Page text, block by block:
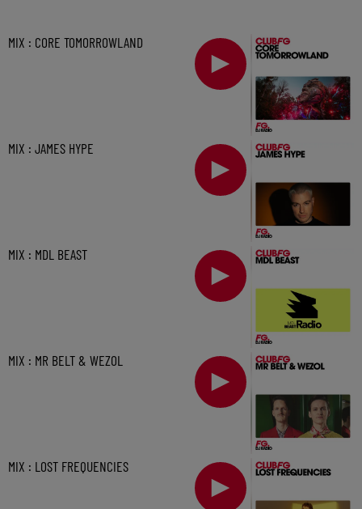
MIX : CORE TOMORROWLAND
MIX : JAMES HYPE
MIX : MDL BEAST
MIX : MR BELT & WEZOL
MIX : LOST FREQUENCIES